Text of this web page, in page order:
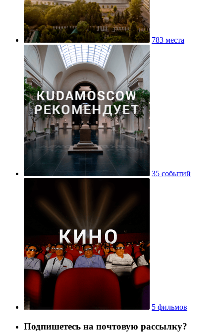
783 места
35 событий
5 фильмов
Подпишетесь на почтовую рассылку?